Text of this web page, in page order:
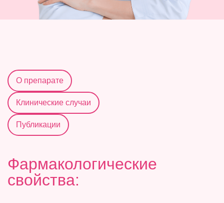
О препарате
Клинические случаи
Публикации
Фармакологические
свойства: